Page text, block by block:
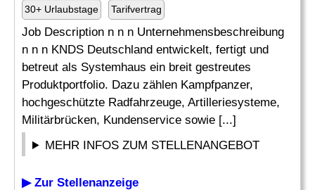
30+ Urlaubstage Tarifvertrag
Job Description n n n Unternehmensbeschreibung
n n n KNDS Deutschland entwickelt, fertigt und
betreut als Systemhaus ein breit gestreutes
Produktportfolio. Dazu zählen Kampfpanzer,
hochgeschützte Radfahrzeuge, Artilleriesysteme,
Militärbrücken, Kundenservice sowie [...]
MEHR INFOS ZUM STELLENANGEBOT
▶ Zur Stellenanzeige